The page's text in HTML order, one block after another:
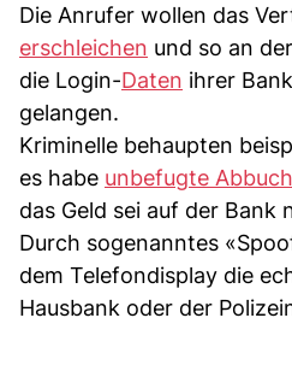
Die Anrufer wollen das
erschleichen und so an
die Login-Daten ihrer
gelangen.
Kriminelle behaupten
es habe unbefugte
das Geld sei auf der Bank
Durch sogenanntes
dem Telefondisplay die
Hausbank oder der